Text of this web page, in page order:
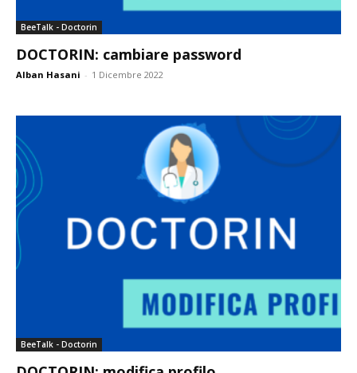
BeeTalk - Doctorin
DOCTORIN: cambiare password
Alban Hasani - 1 Dicembre 2022
BeeTalk - Doctorin